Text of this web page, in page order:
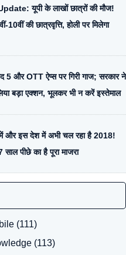
यूपी के लाखों छात्रों की मौज!
10वीं की छात्रवृत्ति, होली पर मिलेगा
5 और OTT ऐप्स पर गिरी गाज; सरकार ने
बड़ा एक्शन, भूलकर भी न करें इस्तेमाल
और इस देश में अभी चल रहा है 2018!
पीछे का है पूरा माजरा
(111)
(113)